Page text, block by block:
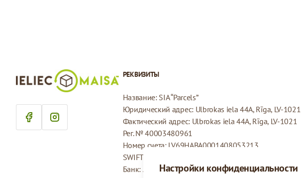
Настройки конфиденциальности
РЕКВИЗИТЫ
Название: SIA “Parcels”
Юридический адрес: Ulbrokas iela 44A, Rīga, LV-1021
Фактический адрес: Ulbrokas iela 44A, Rīga, LV-1021
Рег. № 40003480961
Номер счета: LV69HABA0001408053213
SWIFT: HABALV22
Банк: AS Swedbank